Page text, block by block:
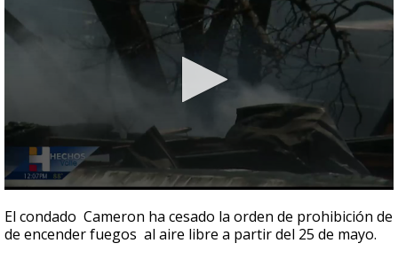
seconds
of
17
El condado Cameron ha cesado la orden de prohibición de
de encender fuegos al aire libre a partir del 25 de mayo.